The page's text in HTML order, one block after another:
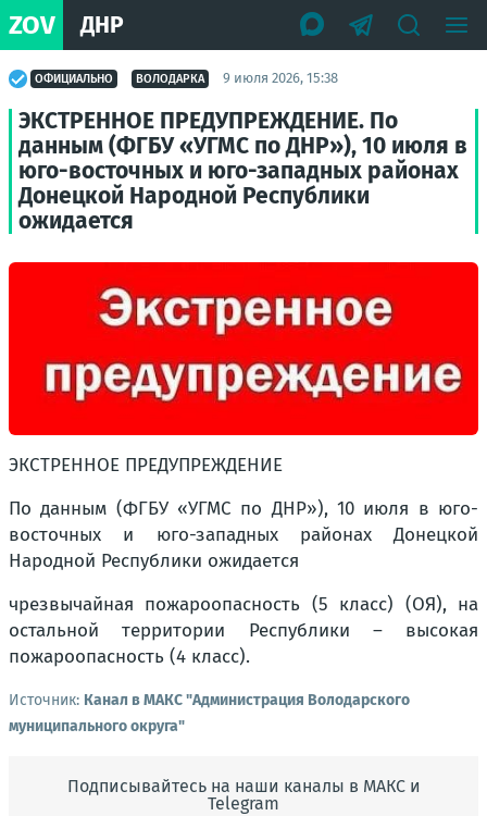
ZOV ДНР
ОФИЦИАЛЬНО ВОЛОДАРКА 9 июля 2026, 15:38
ЭКСТРЕННОЕ ПРЕДУПРЕЖДЕНИЕ. По
данным (ФГБУ «УГМС по ДНР»), 10 июля в
юго-восточных и юго-западных районах
Донецкой Народной Республики
ожидается
ЭКСТРЕННОЕ ПРЕДУПРЕЖДЕНИЕ
По данным (ФГБУ «УГМС по ДНР»), 10 июля в юго-
восточных и юго-западных районах Донецкой
Народной Республики ожидается
чрезвычайная пожароопасность (5 класс) (ОЯ), на
остальной территории Республики – высокая
пожароопасность (4 класс).
Источник: Канал в МАКС "Администрация Володарского
муниципального округа"
Подписывайтесь на наши каналы в МАКС и
Telegram